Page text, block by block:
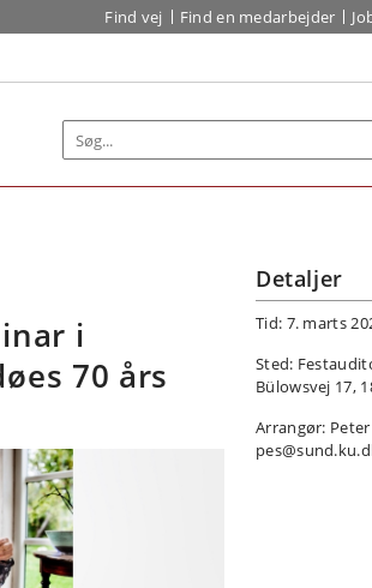
Find vej Find en medarbejder
i
70 års
Detaljer
Tid: 7. marts
Sted:
Bülowsvej 17,
Arrangør: